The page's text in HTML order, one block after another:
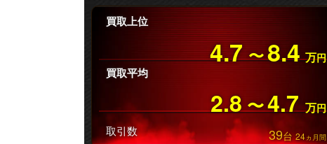
買取上位
4.7 〜8.4 万円
買取平均
2.8 〜4.7 万円
取引数 39台24ヵ月間